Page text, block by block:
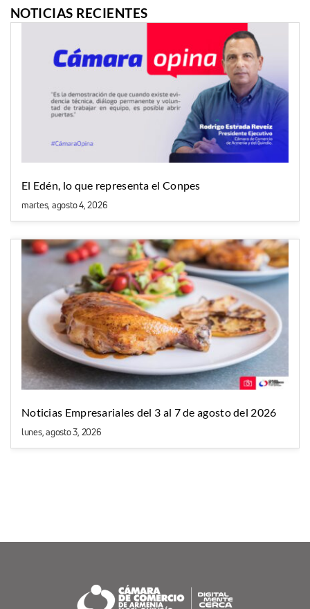
NOTICIAS RECIENTES
El Edén, lo que representa el Conpes
martes, agosto 4, 2026
Noticias Empresariales del 3 al 7 de agosto del 2026
lunes, agosto 3, 2026